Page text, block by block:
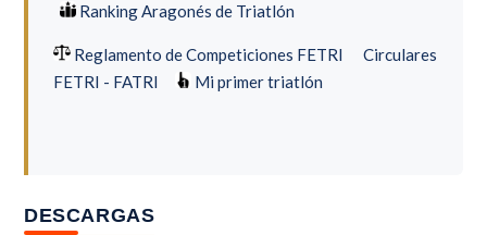
Ranking Aragonés de Triatlón
Reglamento de Competiciones FETRI
Circulares
FETRI - FATRI
Mi primer triatlón
DESCARGAS